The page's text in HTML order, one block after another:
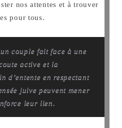
nos attentes et à trouver
pour tous.
couple fait face à une
active et la
d’entente en respectant
juive peuvent mener
leur lien.